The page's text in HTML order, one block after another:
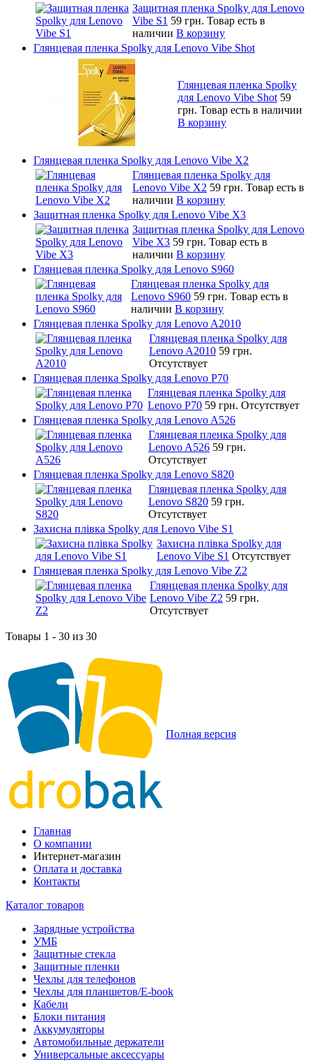
Защитная пленка Spolky для Lenovo
Vibe S1 59 грн. Товар есть в
наличии В корзину
Глянцевая пленка Spolky для Lenovo Vibe Shot
Глянцевая пленка Spolky
для Lenovo Vibe Shot 59
грн. Товар есть в наличии
В корзину
Глянцевая пленка Spolky для Lenovo Vibe X2
Глянцевая пленка Spolky для
Lenovo Vibe X2 59 грн. Товар есть в
наличии В корзину
Защитная пленка Spolky для Lenovo Vibe X3
Защитная пленка Spolky для Lenovo
Vibe X3 59 грн. Товар есть в
наличии В корзину
Глянцевая пленка Spolky для Lenovo S960
Глянцевая пленка Spolky для
Lenovo S960 59 грн. Товар есть в
наличии В корзину
Глянцевая пленка Spolky для Lenovo A2010
Глянцевая пленка Spolky для
Lenovo A2010 59 грн.
Отсутствует
Глянцевая пленка Spolky для Lenovo P70
Глянцевая пленка Spolky для
Lenovo P70 59 грн. Отсутствует
Глянцевая пленка Spolky для Lenovo A526
Глянцевая пленка Spolky для
Lenovo A526 59 грн.
Отсутствует
Глянцевая пленка Spolky для Lenovo S820
Глянцевая пленка Spolky для
Lenovo S820 59 грн.
Отсутствует
Захисна плівка Spolky для Lenovo Vibe S1
Захисна плівка Spolky для
Lenovo Vibe S1 Отсутствует
Глянцевая пленка Spolky для Lenovo Vibe Z2
Глянцевая пленка Spolky для
Lenovo Vibe Z2 59 грн.
Отсутствует
Товары 1 - 30 из 30
Полная версия
Главная
О компании
Интернет-магазин
Оплата и доставка
Контакты
Каталог товаров
Зарядные устройства
УМБ
Защитные стекла
Защитные пленки
Чехлы для телефонов
Чехлы для планшетов/E-book
Кабели
Блоки питания
Аккумуляторы
Автомобильные держатели
Универсальные аксессуары